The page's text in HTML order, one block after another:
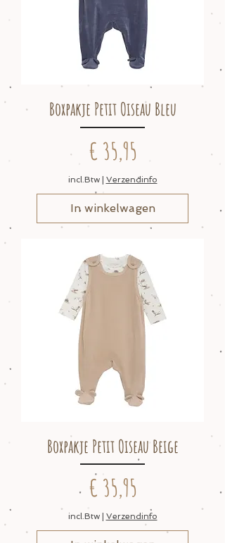
Boxpakje Petit Oiseau Bleu
Prijs
€ 35,95
incl.Btw | Verzendinfo
In winkelwagen
Boxpakje Petit Oiseau Beige
Prijs
€ 35,95
incl.Btw Verzendinfo